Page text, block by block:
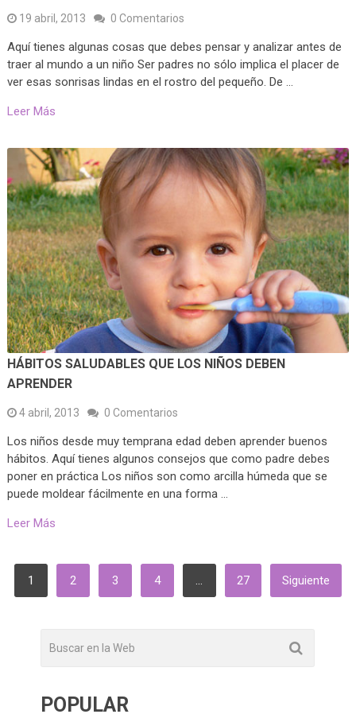
19 abril, 2013 0 Comentarios
Aquí tienes algunas cosas que debes pensar y analizar antes de
traer al mundo a un niño Ser padres no sólo implica el placer de
ver esas sonrisas lindas en el rostro del pequeño. De …
Leer Más
HÁBITOS SALUDABLES QUE LOS NIÑOS DEBEN
APRENDER
4 abril, 2013 0 Comentarios
Los niños desde muy temprana edad deben aprender buenos
hábitos. Aquí tienes algunos consejos que como padre debes
poner en práctica Los niños son como arcilla húmeda que se
puede moldear fácilmente en una forma …
Leer Más
PAGINACIÓN
DE
1 2 3 4 27 Siguiente
POPULAR